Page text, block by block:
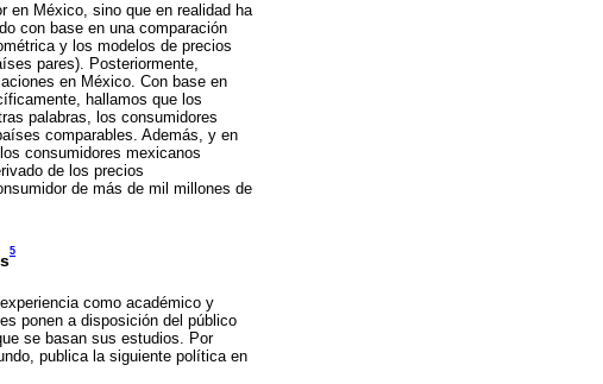
en México, sino que en realidad ha
con base en una comparación
y los modelos de precios
pares). Posteriormente,
en México. Con base en
hallamos que los
palabras, los consumidores
comparables. Además, y en
consumidores mexicanos
de los precios
de más de mil millones de
5
como académico y
ponen a disposición del público
se basan sus estudios. Por
publica la siguiente política en